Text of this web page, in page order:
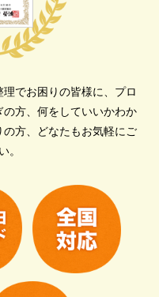
でお困りの皆様に、プロ
の方、何をしていいかわか
方、どなたもお気軽にご
。